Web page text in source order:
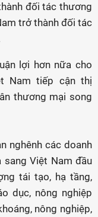
đối tác thương
trở thành đối tác
lợi hơn nữa cho
Nam tiếp cận thị
thương mại song
nghênh các doanh
sang Việt Nam đầu
tái tạo, hạ tầng,
dục, nông nghiệp
nông nghiệp,